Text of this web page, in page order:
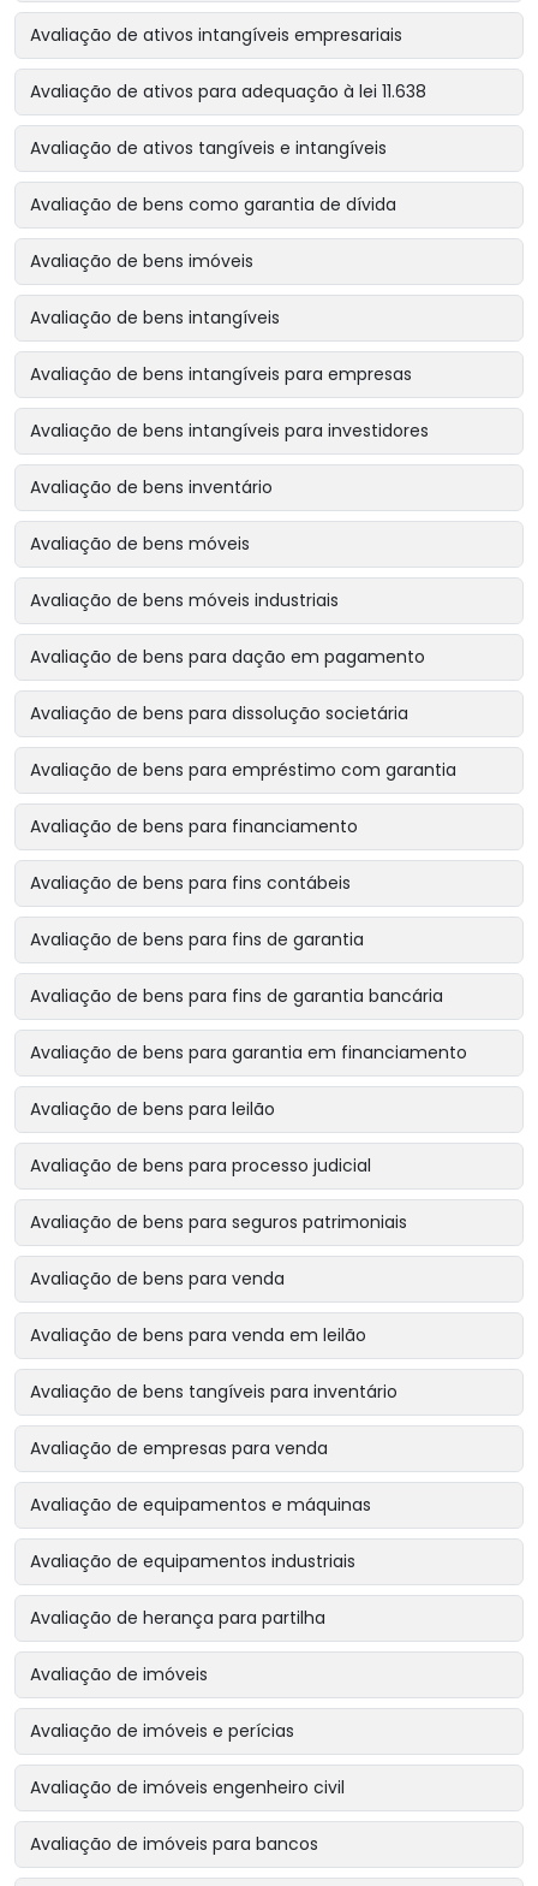
Avaliação de ativos intangíveis empresariais
Avaliação de ativos para adequação à lei 11.638
Avaliação de ativos tangíveis e intangíveis
Avaliação de bens como garantia de dívida
Avaliação de bens imóveis
Avaliação de bens intangíveis
Avaliação de bens intangíveis para empresas
Avaliação de bens intangíveis para investidores
Avaliação de bens inventário
Avaliação de bens móveis
Avaliação de bens móveis industriais
Avaliação de bens para dação em pagamento
Avaliação de bens para dissolução societária
Avaliação de bens para empréstimo com garantia
Avaliação de bens para financiamento
Avaliação de bens para fins contábeis
Avaliação de bens para fins de garantia
Avaliação de bens para fins de garantia bancária
Avaliação de bens para garantia em financiamento
Avaliação de bens para leilão
Avaliação de bens para processo judicial
Avaliação de bens para seguros patrimoniais
Avaliação de bens para venda
Avaliação de bens para venda em leilão
Avaliação de bens tangíveis para inventário
Avaliação de empresas para venda
Avaliação de equipamentos e máquinas
Avaliação de equipamentos industriais
Avaliação de herança para partilha
Avaliação de imóveis
Avaliação de imóveis e perícias
Avaliação de imóveis engenheiro civil
Avaliação de imóveis para bancos